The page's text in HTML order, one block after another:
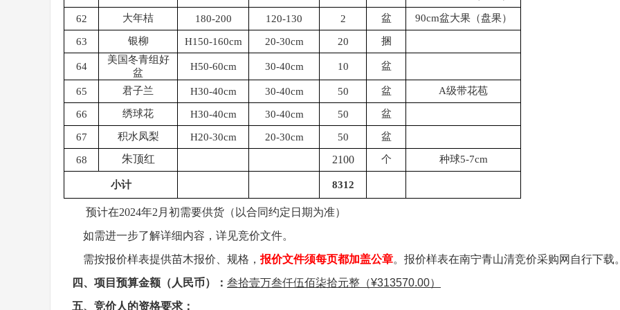
62 大年桔 180-200 120-130 2 盆 90cm盆大果（盘果）
63 银柳 H150-160cm 20-30cm 20 捆
64
美国冬青组好
盆
H50-60cm 30-40cm 10 盆
65 君子兰 H30-40cm 30-40cm 50 盆 A级带花苞
66 绣球花 H30-40cm 30-40cm 50 盆
67 积水凤梨 H20-30cm 20-30cm 50 盆
68 朱顶红 2100 个 种球5-7cm
小计 8312
预计在2024年2月初需要供货 （以合同约定日期为准）
如需进一步了解详细内容，详见竞价文件。
需按报价样表提供苗木报价、规格 ， 报价文件须每页都加盖公章。 报价样表在南宁青山清竞价采购网自行下载
四、项目预算金额（人民币）： 叁拾壹万叁仟伍佰柒拾元整 （¥313570.00）
五、 竞价人的资格要求：